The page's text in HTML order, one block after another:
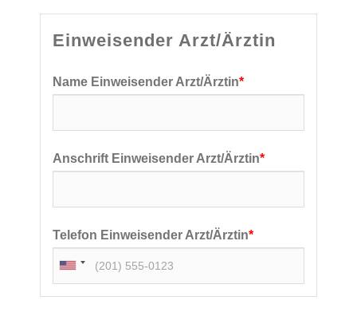
Einweisender Arzt/Ärztin
Name Einweisender Arzt/Ärztin*
Anschrift Einweisender Arzt/Ärztin*
Telefon Einweisender Arzt/Ärztin*